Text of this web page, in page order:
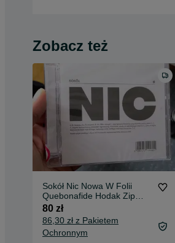
Zobacz też
Sokół Nic Nowa W Folii
Quebonafide Hodak Zip
Skład Szpaku Pezet
80 zł
86,30 zł z Pakietem
Ochronnym